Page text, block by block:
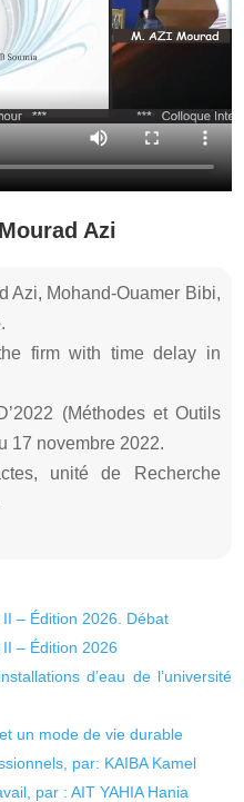
Azi
Azi, Mohand-Ouamer Bibi,
firm with time delay in
(Méthodes et Outils
17 novembre 2022.
unité de Recherche
– Édition 2026. Débat
– Édition 2026
d’eau de l’université
un mode de vie durable
par: KAIBA Kamel
par : AIT YAHIA Hania